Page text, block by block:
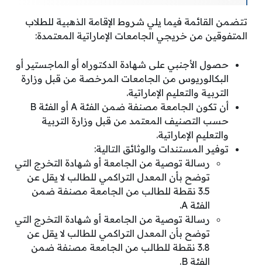
تتضمن القائمة فيما يلي شروط الإقامة الذهبية للطلاب
المتفوقين من خريجي الجامعات الإماراتية المعتمدة:
حصول الأجنبي على شهادة الدكتوراه أو الماجستير أو
البكالوريوس من الجامعات المرخصة من قبل وزارة
التربية والتعليم الإماراتية.
أن تكون الجامعة مصنفة ضمن الفئة A أو الفئة B
حسب التصنيف المعتمد من قبل وزارة التربية
والتعليم الإماراتية.
توفير المستندات والوثائق التالية:
رسالة توصية من الجامعة أو شهادة التخرج التي
توضح بأن المعدل التراكمي للطالب لا يقل عن
3.5 نقطة للطالب من الجامعة مصنفة ضمن
الفئة A.
رسالة توصية من الجامعة أو شهادة التخرج التي
توضح بأن المعدل التراكمي للطالب لا يقل عن
3.8 نقطة للطالب من الجامعة مصنفة ضمن
الفئة B.